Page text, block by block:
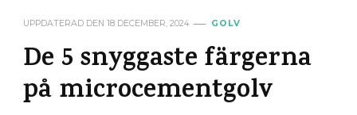
UPPDATERAD DEN 18 DECEMBER, 2024 GOLV
De 5 snyggaste färgerna
på microcementgolv